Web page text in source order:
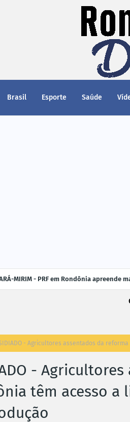
Brasil Esporte Saúde
MIRIM - PRF em Rondônia apreende
- Agricultores assentados da
-
têm acesso